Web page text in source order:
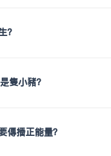
？
隻小豬？
傳播正能量？